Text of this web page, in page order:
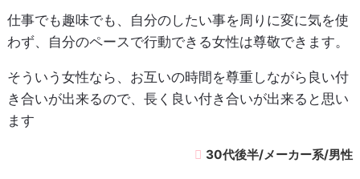
仕事でも趣味でも、自分のしたい事を周りに変に気を使
わず、自分のペースで行動できる女性は尊敬できます。
そういう女性なら、お互いの時間を尊重しながら良い付
き合いが出来るので、長く良い付き合いが出来ると思い
ます
30代後半/メーカー系/男性